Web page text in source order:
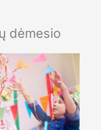
dėmesio